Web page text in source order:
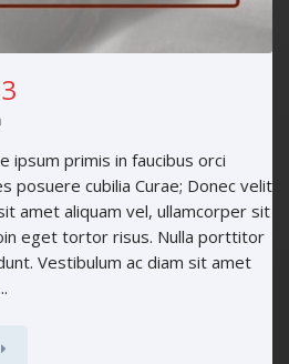
ipsum primis in faucibus orci
posuere cubilia Curae; Donec velit
amet aliquam vel, ullamcorper sit
eget tortor risus. Nulla porttitor
Vestibulum ac diam sit amet